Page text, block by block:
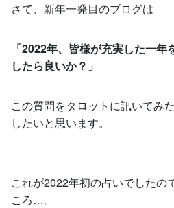
さて、新年一発目のブログは
「2022年、皆様が充実した一年
したら良いか？」
この質問をタロットに訊いてみ
したいと思います。
これが2022年初の占いでしたの
ころ…。